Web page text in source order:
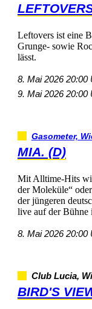
Grunge-
lässt.
MIA.(D)
MitAlltime-